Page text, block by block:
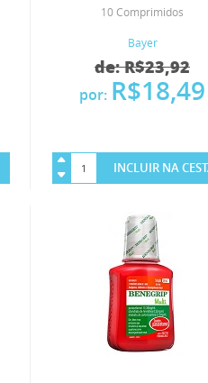
10 Comprimidos
Bayer
de: R$23,92
por: R$18,49
INCLUIR NA